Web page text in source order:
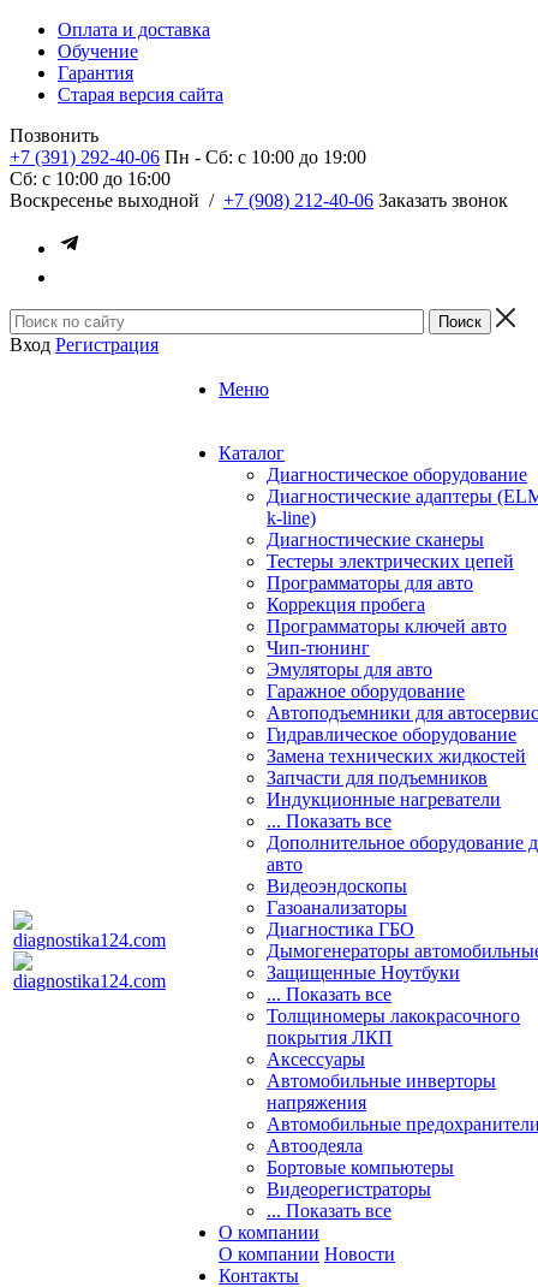
Оплата и доставка
Обучение
Гарантия
Старая версия сайта
Позвонить
+7 (391) 292-40-06 Пн - Сб: c 10:00 до 19:00
Сб: c 10:00 до 16:00
​Воскресенье выходной / +7 (908) 212-40-06 Заказать звонок
Вход Регистрация
Меню
Каталог
Диагностическое оборудование
Диагностические адаптеры
k-line)
Диагностические сканеры
Тестеры электрических цепей
Программаторы для авто
Коррекция пробега
Программаторы ключей авто
Чип-тюнинг
Эмуляторы для авто
Гаражное оборудование
Автоподъемники для
Гидравлическое оборудование
Замена технических жидкостей
Запчасти для подъемников
Индукционные нагреватели
... Показать все
Дополнительное оборудование
авто
Видеоэндоскопы
Газоанализаторы
Диагностика ГБО
Дымогенераторы
Защищенные Ноутбуки
... Показать все
Толщиномеры лакокрасочного
покрытия ЛКП
Аксессуары
Автомобильные инверторы
напряжения
Автомобильные
Автоодеяла
Бортовые компьютеры
Видеорегистраторы
... Показать все
О компании
О компании Новости
Контакты